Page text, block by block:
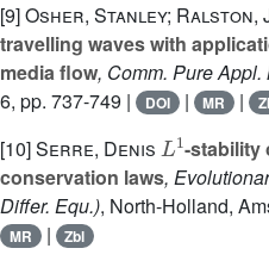
[9]Osher, Stanley; Ralston,
travelling waves with
media flow, Comm. Pure Appl.
6, pp. 737-749 |
DOI | MR |
[10]Serre, Denis
1
-stability
conservation laws,
Differ. Equ.), North-Holland,
MR | Zbl